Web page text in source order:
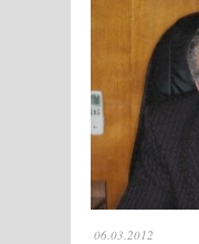
06.03.2012